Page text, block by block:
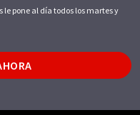
pone al día todos los martes y